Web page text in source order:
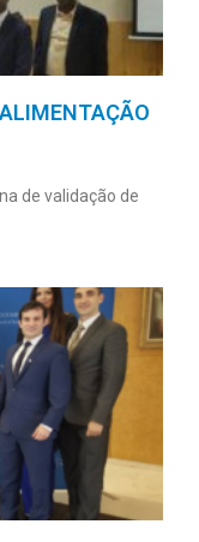
de validação de